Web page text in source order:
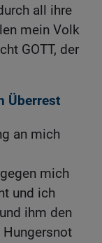
all ihre
mein Volk
GOTT, der
Überrest
an mich
mich
und ich
ihm den
Hungersnot